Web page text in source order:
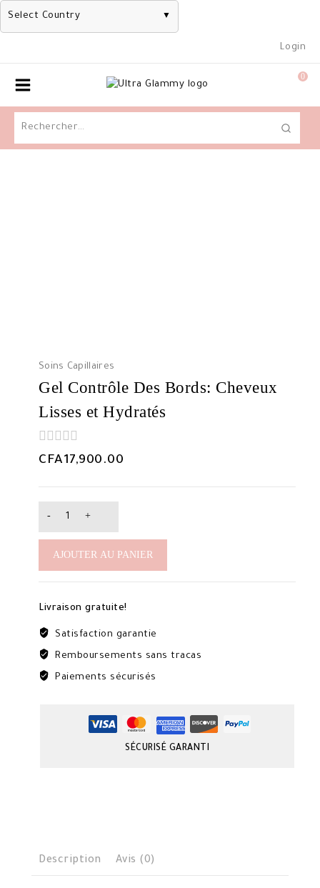
Select Country ▼
Login
0
Rechercher :
Soins Capillaires
Gel Contrôle Des Bords: Cheveux
Lisses et Hydratés
0
out
CFA17,900.00
quantité
Contrôle
Cheveux
Lisses
AJOUTER AU PANIER
Livraison gratuite!
Satisfaction garantie
Remboursements sans tracas
Paiements sécurisés
SÉCURISÉ GARANTI
Description Avis (0)